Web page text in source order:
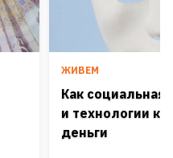
ЖИВЕМ
Как
и технологии
деньги